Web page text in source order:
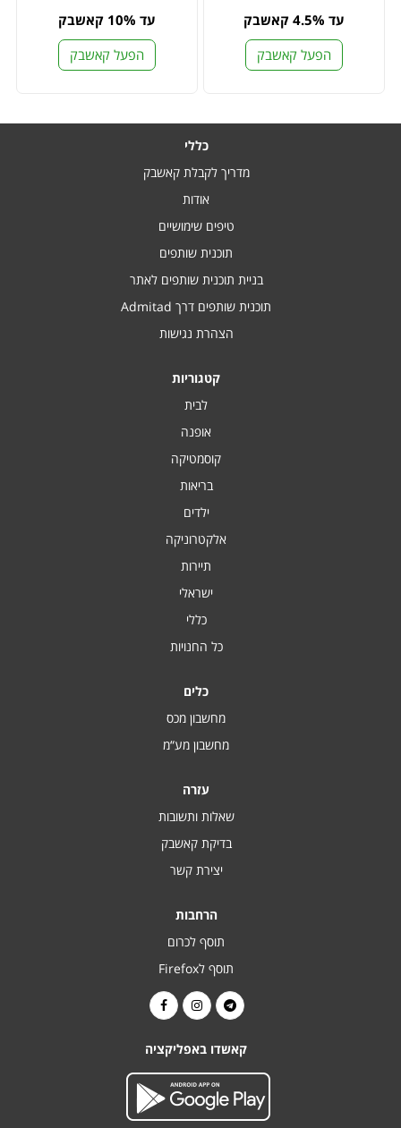
עד 4.5% קאשבק
הפעל קאשבק
עד 10% קאשבק
הפעל קאשבק
כללי
מדריך לקבלת קאשבק
אודות
טיפים שימושיים
תוכנית שותפים
בניית תוכנית שותפים לאתר
תוכנית שותפים דרך Admitad
הצהרת נגישות
קטגוריות
לבית
אופנה
קוסמטיקה
בריאות
ילדים
אלקטרוניקה
תיירות
ישראלי
כללי
כל החנויות
כלים
מחשבון מכס
מחשבון מע“מ
עזרה
שאלות ותשובות
בדיקת קאשבק
יצירת קשר
הרחבות
תוסף לכרום
תוסף לFirefox
קאשדו באפליקציה